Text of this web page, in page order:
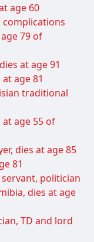
age 60
complications
79 of
at age 91
age 81
traditional
at age 55 of
dies at age 85
81
politician
dies at age
TD and lord